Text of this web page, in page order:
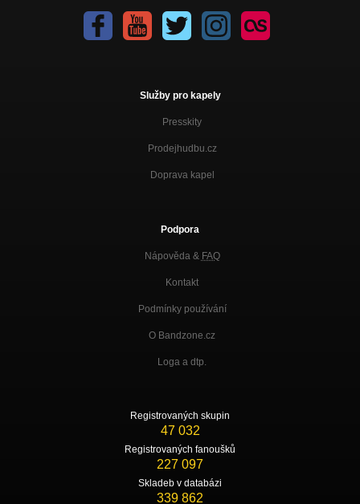
Služby pro kapely
Presskity
Prodejhudbu.cz
Doprava kapel
Podpora
Nápověda & FAQ
Kontakt
Podmínky používání
O Bandzone.cz
Loga a dtp.
Registrovaných skupin
47 032
Registrovaných fanoušků
227 097
Skladeb v databázi
339 862